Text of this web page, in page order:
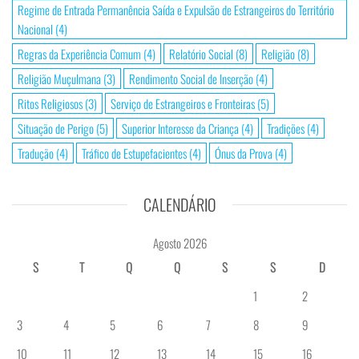
Regime de Entrada Permanência Saída e Expulsão de Estrangeiros do Território
Nacional (4)
Regras da Experiência Comum (4) Relatório Social (8) Religião(8)
Religião Muçulmana (3) Rendimento Social de Inserção(4)
Ritos Religiosos(3) Serviço de Estrangeiros e Fronteiras(5)
Situação de Perigo(5) Superior Interesse da Criança (4) Tradições(4)
Tradução(4) Tráfico de Estupefacientes(4) Ónus da Prova (4)
CALENDÁRIO
Agosto 2026
S
T Q Q S S
D
1
2
3
4 5 6 7 8
9
10
11 12 13 14 15
16